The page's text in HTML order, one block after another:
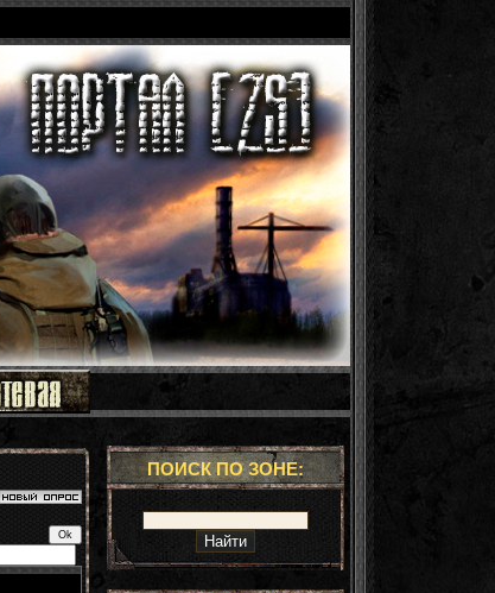
ПОИСК ПО ЗОНЕ: